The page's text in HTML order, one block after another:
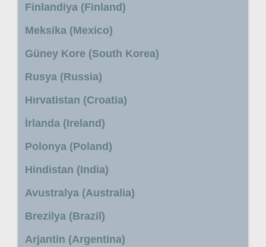
Finlandiya (Finland)
Meksika (Mexico)
Güney Kore (South Korea)
Rusya (Russia)
Hırvatistan (Croatia)
İrlanda (Ireland)
Polonya (Poland)
Hindistan (India)
Avustralya (Australia)
Brezilya (Brazil)
Arjantin (Argentina)